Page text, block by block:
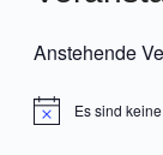
Anstehende
HinweisEs sind